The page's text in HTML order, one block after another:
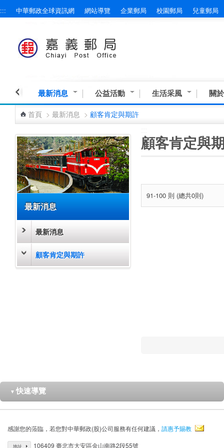
跳到主要內容區塊
::: 中華郵政全球資訊網 網站導覽 企業郵局 校園郵局 兒童郵局
最新消息 公益活動 生活采風 關
首頁 > 最新消息 > 顧客肯定與期許
最新消息
最新消息
顧客肯定與期許
顧客肯定與
91-100 則 (總共0則)
▼ 快速導覽
感謝您的蒞臨，若您對中華郵政(股)公司服務有任何建議， 請惠予賜教
地址 106409 臺北市大安區金山南路2段55號